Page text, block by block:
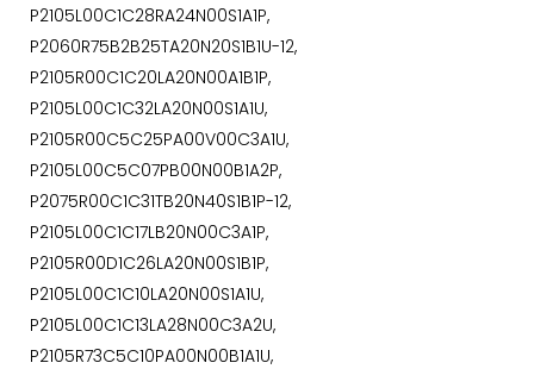
P2105L00C1C28RA24N00S1A1P,
P2060R75B2B25TA20N20S1B1U-12,
P2105R00C1C20LA20N00A1B1P,
P2105L00C1C32LA20N00S1A1U,
P2105R00C5C25PA00V00C3A1U,
P2105L00C5C07PB00N00B1A2P,
P2075R00C1C31TB20N40S1B1P-12,
P2105L00C1C17LB20N00C3A1P,
P2105R00D1C26LA20N00S1B1P,
P2105L00C1C10LA20N00S1A1U,
P2105L00C1C13LA28N00C3A2U,
P2105R73C5C10PA00N00B1A1U,